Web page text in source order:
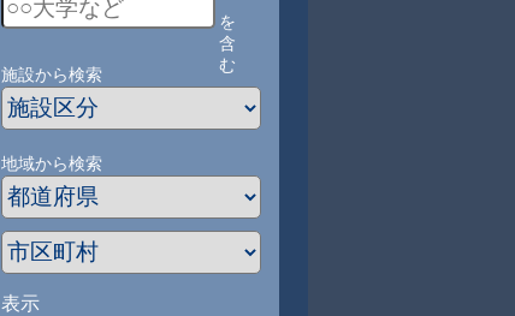
を
含
む
施設から検索
地域から検索
表示